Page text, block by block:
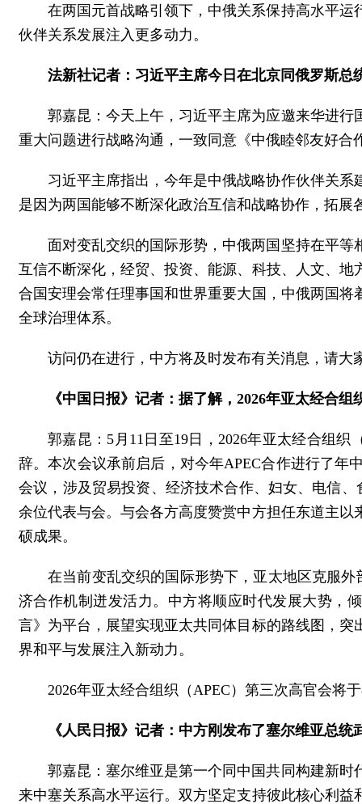
在两国元首战略引领下，中俄关系保持高水平
伙伴关系发展注入更多动力。
法新社记者：习近平主席今日在北京同俄罗斯
郭嘉昆：今天上午，习近平主席为应邀来华进
重大问题进行战略沟通，一致同意《中俄睦邻友好合
习近平主席指出，今年是中俄战略协作伙伴关
是因为两国能够不断深化政治互信和战略协作，拓
面对变乱交织的国际形势，中俄两国坚持在平
互信不断深化，经贸、投资、能源、科技、人文、
合国安理会常任理事国和世界重要大国，中俄两国
全球治理体系。
访问仍在进行，中方将及时发布有关消息，请大
《中国日报》记者：据了解，2026年亚太经合
郭嘉昆：5月11日至19日，2026年亚太经合组
辞。本次会议承前启后，对今年APEC合作进行了年
会议，涉及贸易投资、经济技术合作、妇女、电信
余位代表与会。与会各方高度赞赏中方担任东道主以
硕成果。
在当前变乱交织的国际形势下，亚太地区克服
济合作机制迸发活力。中方将顺应时代发展大势，
言》为平台，展望实现亚太共同体目标的路线图，
界和平与发展注入新动力。
2026年亚太经合组织（APEC）第三次高官会将
《人民日报》记者：中方刚发布了塞尔维亚总
郭嘉昆：塞尔维亚是第一个同中国共同构建新
来中塞关系高水平运行。双方坚定支持彼此核心利